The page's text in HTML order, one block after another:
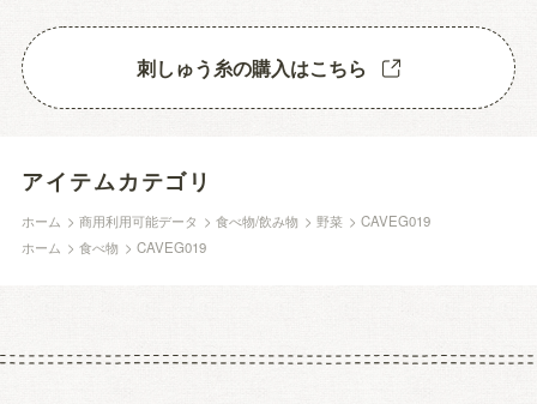
刺しゅう糸の購入はこちら
アイテムカテゴリ
ホーム >商用利用可能データ >食べ物/飲み物 >野菜 >CAVEG019
ホーム >食べ物 >CAVEG019